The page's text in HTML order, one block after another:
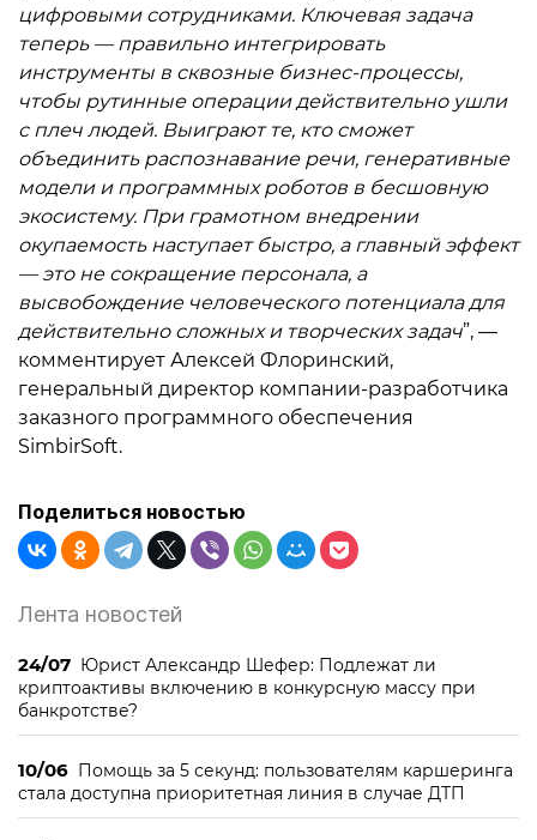
цифровыми сотрудниками. Ключевая задача
теперь — правильно интегрировать
инструменты в сквозные бизнес-процессы,
чтобы рутинные операции действительно ушли
с плеч людей. Выиграют те, кто сможет
объединить распознавание речи, генеративные
модели и программных роботов в бесшовную
экосистему. При грамотном внедрении
окупаемость наступает быстро, а главный эффект
— это не сокращение персонала, а
высвобождение человеческого потенциала для
действительно сложных и творческих задач”, —
комментирует Алексей Флоринский,
генеральный директор компании-разработчика
заказного программного обеспечения
SimbirSoft.
Поделиться новостью
Лента новостей
24/07 Юрист Александр Шефер: Подлежат ли
криптоактивы включению в конкурсную массу при
банкротстве?
10/06 Помощь за 5 секунд: пользователям каршеринга
стала доступна приоритетная линия в случае ДТП